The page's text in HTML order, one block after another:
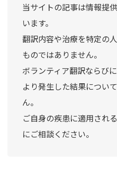
当サイトの記事は情報提
います。
翻訳内容や治療を特定の
ものではありません。
ボランティア翻訳ならび
より発生した結果につい
ん。
ご自身の疾患に適用され
にご相談ください。